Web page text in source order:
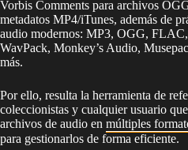
Vorbis Comments para archivos
metadatos MP4/iTunes, además de
audio modernos: MP3, OGG,
WavPack, Monkey’s Audio,
más.
Por ello, resulta la herramienta de
coleccionistas y cualquier usuario
archivos de audio en múltiples
para gestionarlos de forma eficiente.